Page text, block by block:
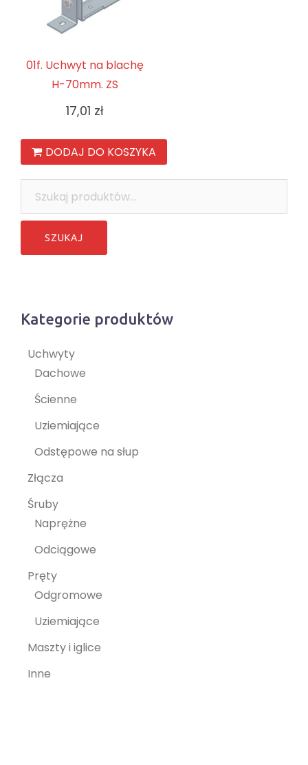
01f. Uchwyt na blachę
H-70mm. ZS
17,01 zł
DODAJ DO KOSZYKA
Kategorie produktów
Uchwyty
Dachowe
Ścienne
Uziemiające
Odstępowe na słup
Złącza
Śruby
Naprężne
Odciągowe
Pręty
Odgromowe
Uziemiające
Maszty i iglice
Inne